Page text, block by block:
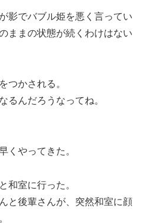
影でバブル姫を悪く言ってい
ままの状態が続くわけはない
つかされる。
るんだろうなってね。
くやってきた。
和室に行った。
と後輩さんが、突然和室に顔